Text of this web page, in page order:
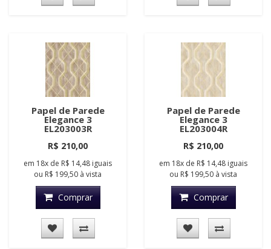
Papel de Parede
Elegance 3
EL203003R
R$ 210,00
em 18x de R$ 14,48 iguais
ou R$ 199,50 à vista
Comprar
Papel de Parede
Elegance 3
EL203004R
R$ 210,00
em 18x de R$ 14,48 iguais
ou R$ 199,50 à vista
Comprar